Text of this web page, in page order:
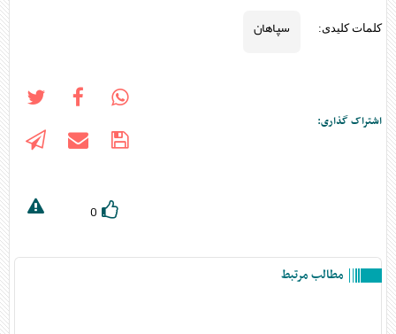
کلمات کلیدی: سپاهان
اشتراک گذاری:
0
مطالب مرتبط